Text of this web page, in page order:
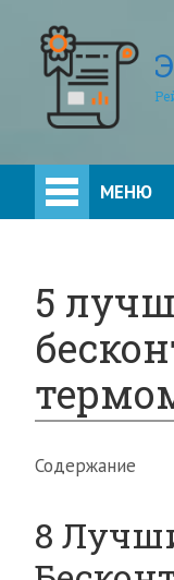
МЕНЮ
5
Содержание
8